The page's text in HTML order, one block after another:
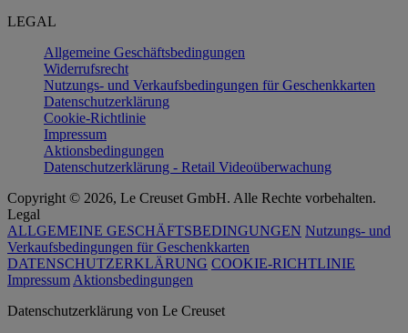
LEGAL
Allgemeine Geschäftsbedingungen
Widerrufsrecht
Nutzungs- und Verkaufsbedingungen für Geschenkkarten
Datenschutzerklärung
Cookie-Richtlinie
Impressum
Aktionsbedingungen
Datenschutzerklärung - Retail Videoüberwachung
Copyright © 2026, Le Creuset GmbH. Alle Rechte vorbehalten.
Legal
ALLGEMEINE GESCHÄFTSBEDINGUNGEN Nutzungs- und
Verkaufsbedingungen für Geschenkkarten
DATENSCHUTZERKLÄRUNG COOKIE-RICHTLINIE
Impressum Aktionsbedingungen
Datenschutz­erklärung von Le Creuset